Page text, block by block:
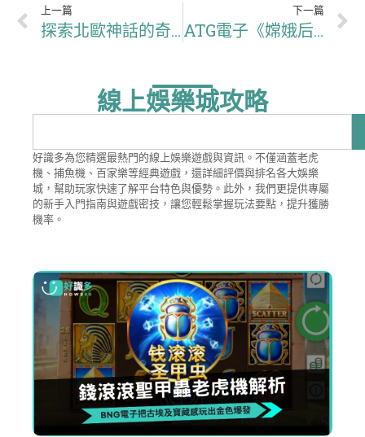
上一篇
探索北歐神話的奇幻世界：雷霆之殿老虎機遊戲
下一篇
ATG電子《嫦娥后羿》老虎機—神話與財富的完美結合
線上娛樂城攻略
好識多為您精選最熱門的線上娛樂遊戲與資訊。不僅涵蓋老虎
機、捕魚機、百家樂等經典遊戲，還詳細評價與排名各大娛樂
城，幫助玩家快速了解平台特色與優勢。此外，我們更提供專屬
的新手入門指南與遊戲密技，讓您輕鬆掌握玩法要點，提升獲勝
機率。